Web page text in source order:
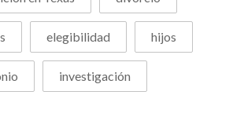
elegibilidad hijos
investigación